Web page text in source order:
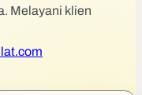
Melayani klien